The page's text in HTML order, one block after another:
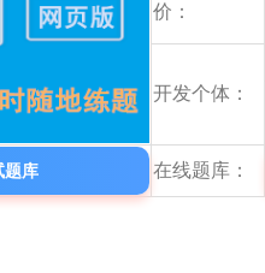
价：
开发个体：
题库 在线题库：